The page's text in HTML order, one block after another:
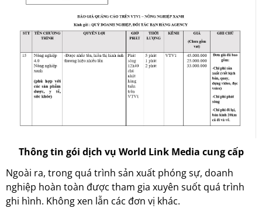
Thông tin gói dịch vụ World Link Media cung cấp
Ngoài ra, trong quá trình sản xuất phóng sự, doanh
nghiệp hoàn toàn được tham gia xuyên suốt quá trình
ghi hình. Không xen lẫn các đơn vị khác.